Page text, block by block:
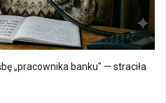
„pracownika banku" — straciła